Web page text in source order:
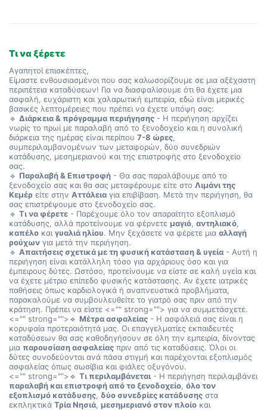
Τι να ξέρετε
Αγαπητοί επισκέπτες,
Είμαστε ενθουσιασμένοι που σας καλωσορίζουμε σε μια αξέχαστη
περιπέτεια καταδύσεων! Για να διασφαλίσουμε ότι θα έχετε μια
ασφαλή, ευχάριστη και χαλαρωτική εμπειρία, εδώ είναι μερικές
βασικές λεπτομέρειες που πρέπει να έχετε υπόψη σας:
🔹 Διάρκεια & πρόγραμμα περιήγησης - Η περιήγηση αρχίζει
νωρίς το πρωί με παραλαβή από το ξενοδοχείο και η συνολική
διάρκεια της ημέρας είναι περίπου 7-8 ώρες,
συμπεριλαμβανομένων των μεταφορών, δύο συνεδριών
κατάδυσης, μεσημεριανού και της επιστροφής στο ξενοδοχείο
σας.
🔹 Παραλαβή & Επιστροφή - Θα σας παραλάβουμε από το
ξενοδοχείο σας και θα σας μεταφέρουμε είτε στο Λιμάνι της
Κεμέρ είτε στην Αττάλεια για επιβίβαση. Μετά την περιήγηση, θα
σας επιστρέψουμε στο ξενοδοχείο σας.
🔹 Τι να φέρετε - Παρέχουμε όλο τον απαραίτητο εξοπλισμό
κατάδυσης, αλλά προτείνουμε να φέρνετε μαγιό, αντηλιακό,
καπέλο και γυαλιά ηλίου. Μην ξεχάσετε να φέρετε μια αλλαγή
ρούχων για μετά την περιήγηση.
🔹 Απαιτήσεις σχετικά με τη φυσική κατάσταση & υγεία - Αυτή η
περιήγηση είναι κατάλληλη τόσο για αρχάριους όσο και για
έμπειρους δύτες. Ωστόσο, προτείνουμε να είστε σε καλή υγεία και
να έχετε μέτριο επίπεδο φυσικής κατάστασης. Αν έχετε ιατρικές
παθήσεις όπως καρδιολογικά ή αναπνευστικά προβλήματα,
παρακαλούμε να συμβουλευθείτε το γιατρό σας πριν από την
κράτηση. Πρέπει να είστε <="" strong=""> για να συμμετάσχετε.
<="" strong="">🔹 Μέτρα ασφαλείας - Η ασφάλειά σας είναι η
κορυφαία προτεραιότητά μας. Οι επαγγελματίες εκπαιδευτές
καταδύσεων θα σας καθοδηγήσουν σε όλη την εμπειρία, δίνοντας
μια παρουσίαση ασφαλείας πριν από τις καταδύσεις. Όλοι οι
δύτες συνοδεύονται ανά πάσα στιγμή και παρέχονται εξοπλισμός
ασφαλείας όπως σωσίβια και φιάλες οξυγόνου.
<="" strong="">🔹 Τι περιλαμβάνεται - Η περιήγηση περιλαμβάνει
παραλαβή και επιστροφή από το ξενοδοχείο, όλο τον
εξοπλισμό κατάδυσης, δύο συνεδρίες κατάδυσης στα
εκπληκτικά Τρία Νησιά, μεσημεριανό στον πλοίο και